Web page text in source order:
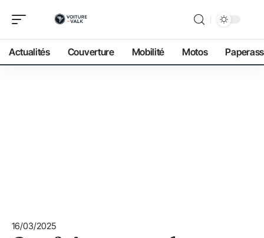
Actualités Couverture Mobilité Motos
16/03/2025